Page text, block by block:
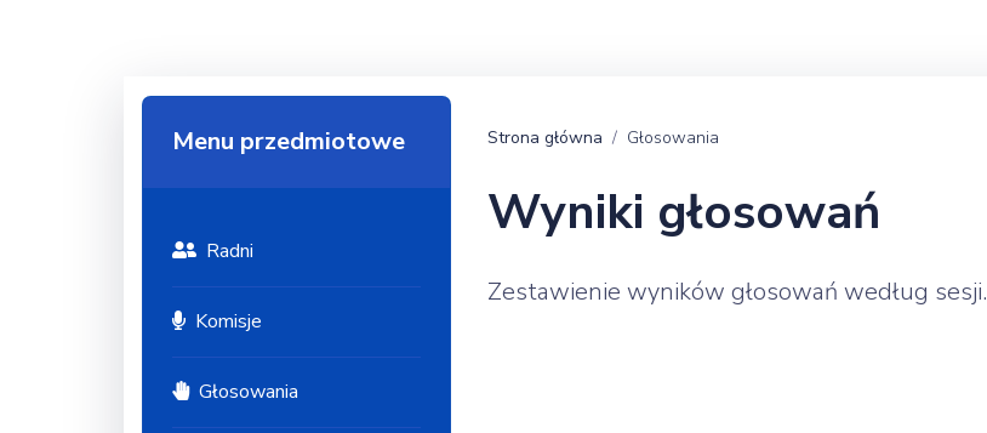
Menu przedmiotowe
Radni
Komisje
Głosowania
Strona główna Głosowania
Wyniki głosowań
Zestawienie wyników głosowań według sesji.